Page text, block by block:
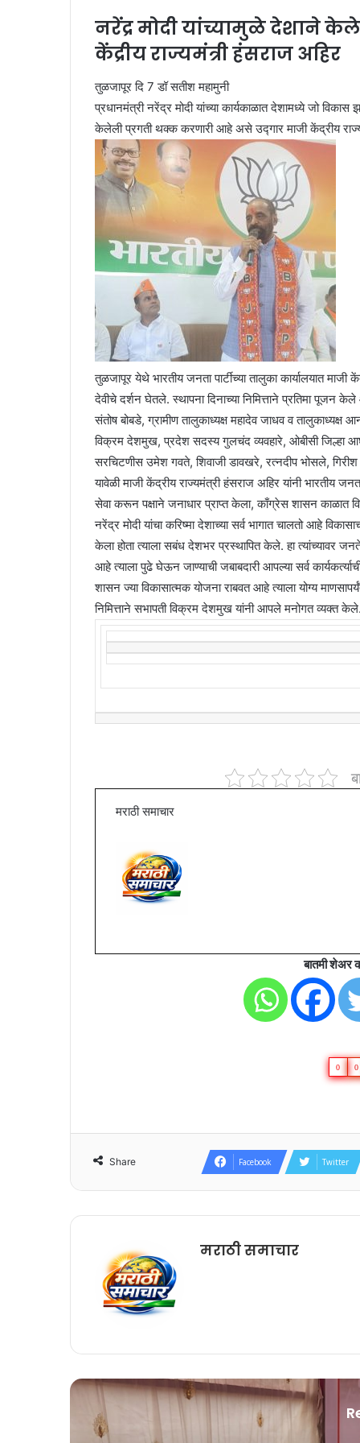
नरेंद्र मोदी यांच्यामुळे देशाने
केंद्रीय राज्यमंत्री हंसराज अहिर
तुळजापूर दि 7 डॉ सतीश महामुनी
प्रधानमंत्री नरेंद्र मोदी यांच्या कार्यकाळात देशामध्ये जो
केलेली प्रगती थक्क करणारी आहे असे उद्गार माजी केंद्रीय
तुळजापूर येथे भारतीय जनता पार्टीच्या तालुका कार्यालयात माजी
देवीचे दर्शन घेतले. स्थापना दिनाच्या निमित्ताने प्रतिमा पूजन
संतोष बोबडे, ग्रामीण तालुकाध्यक्ष महादेव जाधव व
विक्रम देशमुख, प्रदेश सदस्य गुलचंद व्यवहारे, ओबीसी जिल्हा
सरचिटणीस उमेश गवते, शिवाजी डावखरे, रत्नदीप भोसले, गिरीश
यावेळी माजी केंद्रीय राज्यमंत्री हंसराज अहिर यांनी भारतीय
सेवा करून पक्षाने जनाधार प्राप्त केला, काँग्रेस शासन काळात
नरेंद्र मोदी यांचा करिष्मा देशाच्या सर्व भागात चालतो आहे
केला होता त्याला सबंध देशभर प्रस्थापित केले. हा त्यांच्यावर
आहे त्याला पुढे घेऊन जाण्याची जबाबदारी आपल्या सर्व
शासन ज्या विकासात्मक योजना राबवत आहे त्याला योग्य
निमित्ताने सभापती विक्रम देशमुख यांनी आपले मनोगत व्यक्त
मराठी समाचार
बातमी शेअर
0 0
Share Facebook Twitter
मराठी समाचार